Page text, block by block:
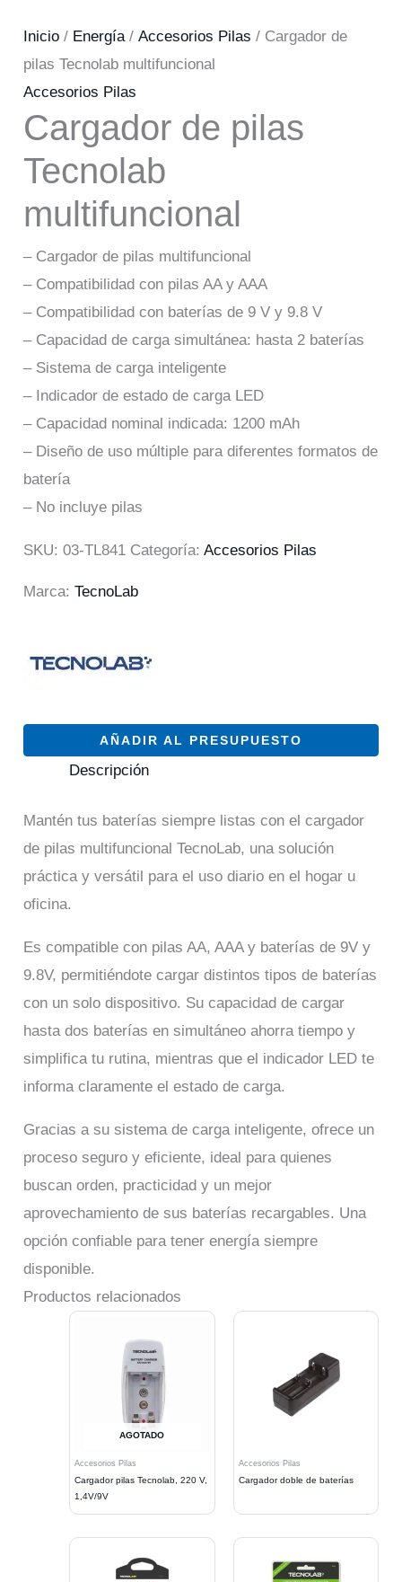
Inicio / Energía/Accesorios Pilas / Cargador de
pilas Tecnolab multifuncional
Accesorios Pilas
Cargador de pilas
Tecnolab
multifuncional
– Cargador de pilas multifuncional
– Compatibilidad con pilas AA y AAA
– Compatibilidad con baterías de 9 V y 9.8 V
– Capacidad de carga simultánea: hasta 2 baterías
– Sistema de carga inteligente
– Indicador de estado de carga LED
– Capacidad nominal indicada: 1200 mAh
– Diseño de uso múltiple para diferentes formatos de
batería
– No incluye pilas
SKU:03-TL841 Categoría:Accesorios Pilas
Marca:TecnoLab
AÑADIR AL PRESUPUESTO
Descripción
Mantén tus baterías siempre listas con el cargador
de pilas multifuncional TecnoLab, una solución
práctica y versátil para el uso diario en el hogar u
oficina.
Es compatible con pilas AA, AAA y baterías de 9V y
9.8V, permitiéndote cargar distintos tipos de baterías
con un solo dispositivo. Su capacidad de cargar
hasta dos baterías en simultáneo ahorra tiempo y
simplifica tu rutina, mientras que el indicador LED te
informa claramente el estado de carga.
Gracias a su sistema de carga inteligente, ofrece un
proceso seguro y eficiente, ideal para quienes
buscan orden, practicidad y un mejor
aprovechamiento de sus baterías recargables. Una
opción confiable para tener energía siempre
disponible.
Productos relacionados
AGOTADO
Accesorios Pilas
Cargador pilas Tecnolab, 220 V,
1,4V/9V
Accesorios Pilas
Cargador doble de baterías